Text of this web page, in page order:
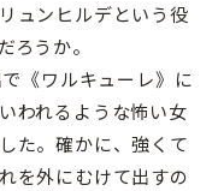
ュンヒルデという役
ろうか。
《ワルキューレ》に
われるような怖い女
た。確かに、強くて
を外にむけて出すの